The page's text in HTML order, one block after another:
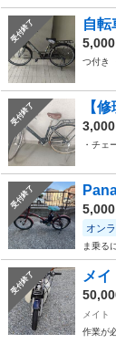
受付終了 自
5,000
つ付き
受付終了 【
3,000
・チェ
受付終了 5,000
オン
ま乗る
受付終了 メ
メイト
作業が